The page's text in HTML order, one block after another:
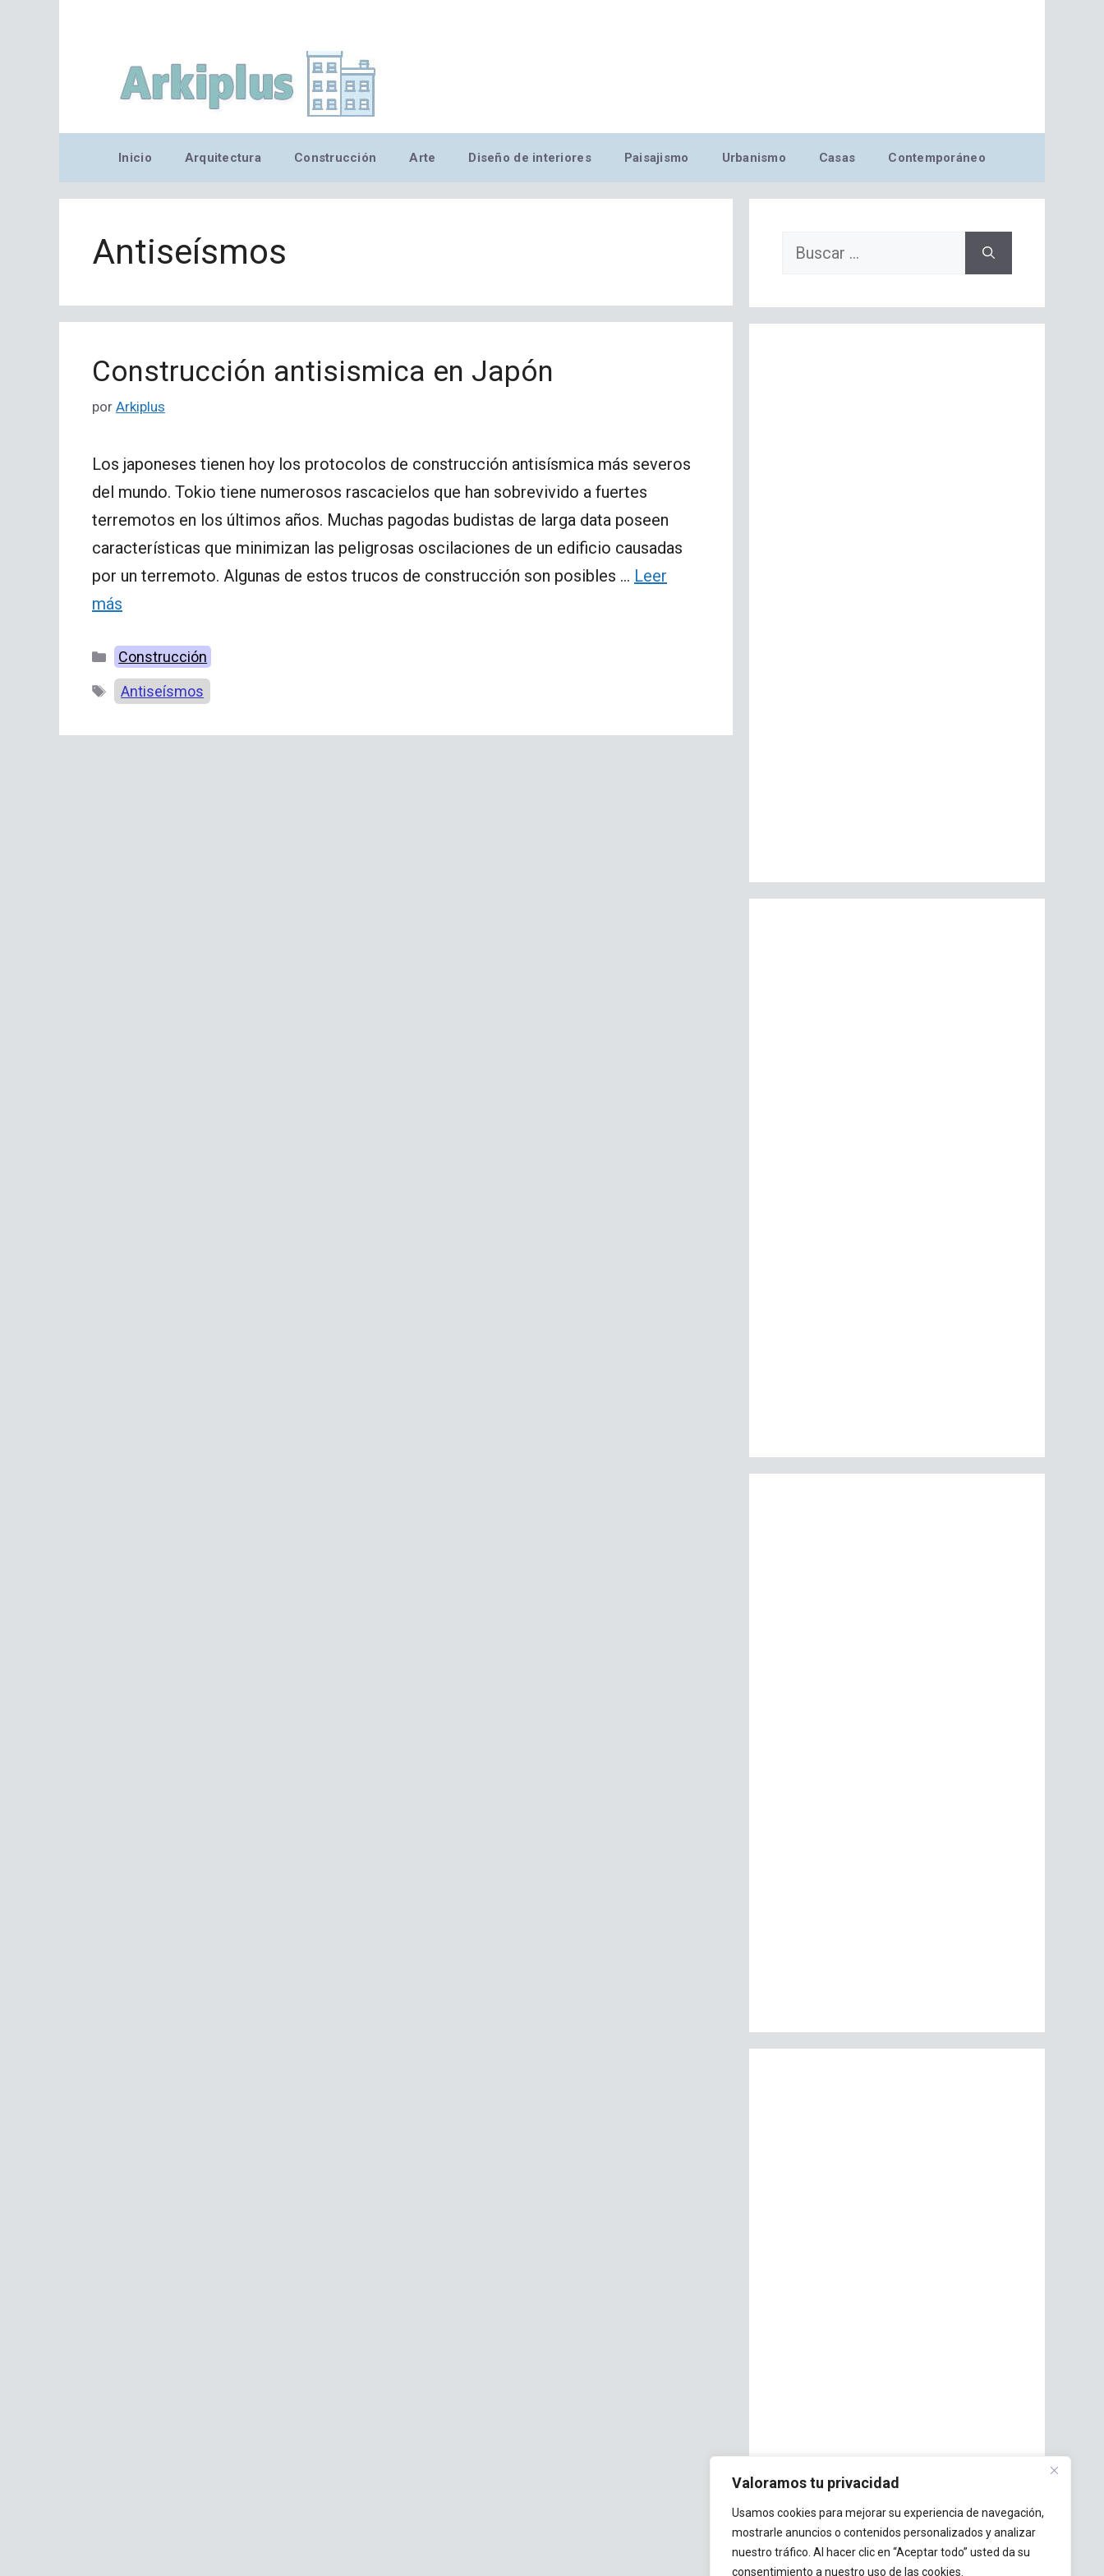
Valoramos tu privacidad
Usamos cookies para mejorar su experiencia de navegación,
mostrarle anuncios o contenidos personalizados y analizar
nuestro tráfico. Al hacer clic en “Aceptar todo” usted da su
consentimiento a nuestro uso de las cookies.
Inicio Arquitectura Construcción Arte Diseño de interiores Paisajismo Urbanismo Casas Contemporáneo
Antiseísmos
Construcción antisismica en Japón
por Arkiplus
Los japoneses tienen hoy los protocolos de construcción antisísmica más severos
del mundo. Tokio tiene numerosos rascacielos que han sobrevivido a fuertes
terremotos en los últimos años. Muchas pagodas budistas de larga data poseen
características que minimizan las peligrosas oscilaciones de un edificio causadas
por un terremoto. Algunas de estos trucos de construcción son posibles … Leer
más
Categorías
Construcción
Etiquetas
Antiseísmos
Buscar: